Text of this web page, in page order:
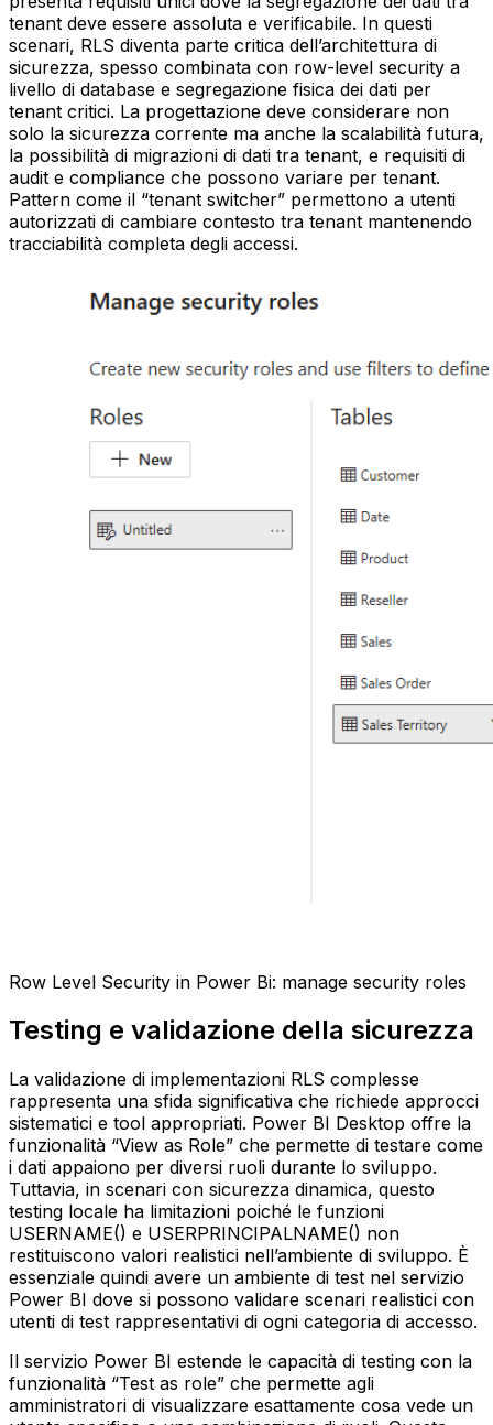
tenant deve essere assoluta e verificabile. In questi
scenari, RLS diventa parte critica dell’architettura di
sicurezza, spesso combinata con row-level security a
livello di database e segregazione fisica dei dati per
tenant critici. La progettazione deve considerare non
solo la sicurezza corrente ma anche la scalabilità futura,
la possibilità di migrazioni di dati tra tenant, e requisiti di
audit e compliance che possono variare per tenant.
Pattern come il “tenant switcher” permettono a utenti
autorizzati di cambiare contesto tra tenant mantenendo
tracciabilità completa degli accessi.
Row Level Security in Power Bi: manage security roles
Testing e validazione della sicurezza
La validazione di implementazioni RLS complesse
rappresenta una sfida significativa che richiede approcci
sistematici e tool appropriati. Power BI Desktop offre la
funzionalità “View as Role” che permette di testare come
i dati appaiono per diversi ruoli durante lo sviluppo.
Tuttavia, in scenari con sicurezza dinamica, questo
testing locale ha limitazioni poiché le funzioni
USERNAME() e USERPRINCIPALNAME() non
restituiscono valori realistici nell’ambiente di sviluppo. È
essenziale quindi avere un ambiente di test nel servizio
Power BI dove si possono validare scenari realistici con
utenti di test rappresentativi di ogni categoria di accesso.
Il servizio Power BI estende le capacità di testing con la
funzionalità “Test as role” che permette agli
amministratori di visualizzare esattamente cosa vede un